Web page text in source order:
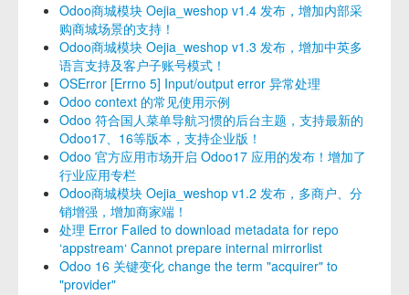
Odoo商城模块 Oejia_weshop v1.4 发布，增加内部采
购商城场景的支持！
Odoo商城模块 Oejia_weshop v1.3 发布，增加中英多
语言支持及客户子账号模式！
OSError [Errno 5] Input/output error 异常处理
Odoo context 的常见使用示例
Odoo 符合国人菜单导航习惯的后台主题，支持最新的
Odoo17、16等版本，支持企业版！
Odoo 官方应用市场开启 Odoo17 应用的发布！增加了
行业应用专栏
Odoo商城模块 Oejia_weshop v1.2 发布，多商户、分
销增强，增加商家端！
处理 Error Failed to download metadata for repo
‘appstream‘ Cannot prepare internal mirrorlist
Odoo 16 关键变化 change the term "acquirer" to
"provider"